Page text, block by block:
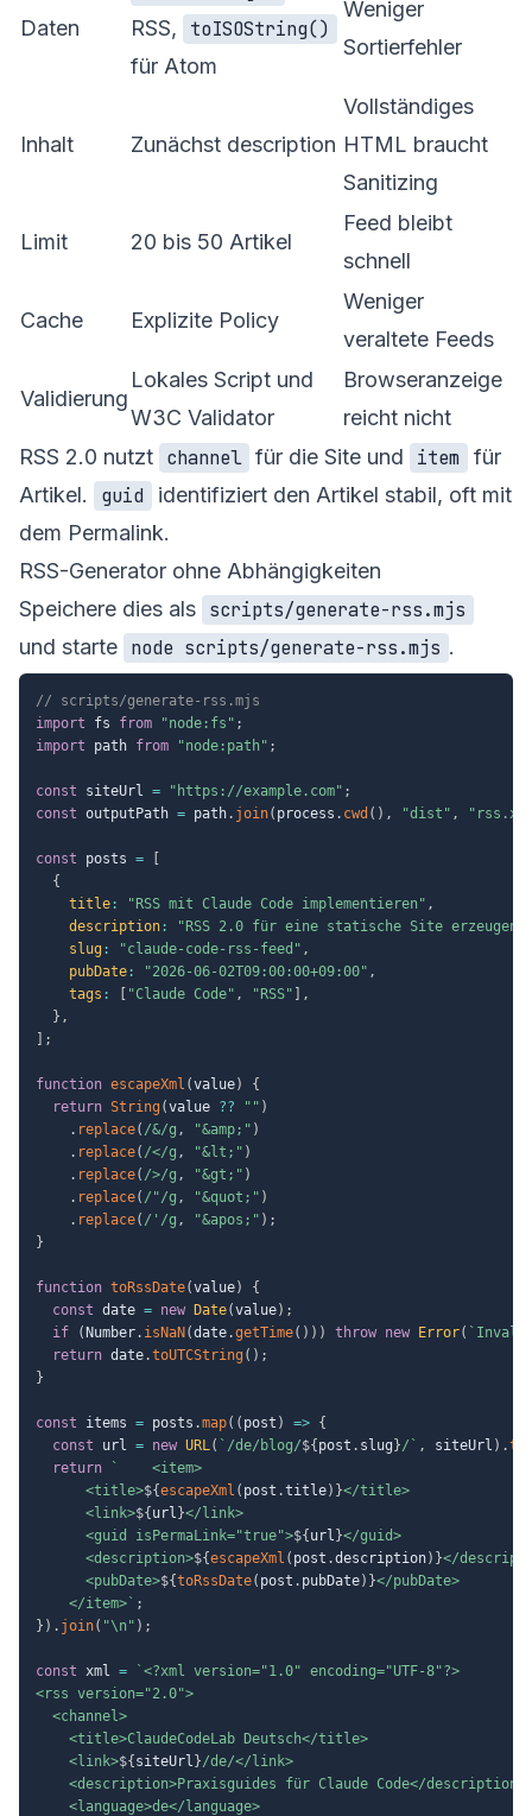
Daten
RSS,
toISOString()
für Atom
Weniger
Sortierfehler
Inhalt Zunächst description
Vollständiges
HTML braucht
Sanitizing
Limit 20 bis 50 Artikel
Feed bleibt
schnell
Cache Explizite Policy
Weniger
veraltete Feeds
Validierung
Lokales Script und
W3C Validator
Browseranzeige
reicht nicht
RSS 2.0 nutzt channel für die Site und item
für
Artikel.
guid
identifiziert den Artikel stabil, oft mit
dem Permalink.
RSS-Generator ohne Abhängigkeiten
Speichere dies als scripts/generate-rss.mjs
und starte node scripts/generate-rss.mjs .
// scripts/generate-rss.mjs
import fs from "node:fs" ;
import path from "node:path" ;
const siteUrl = "https://example.com" ;
const outputPath = path. join( process . cwd ( ) , "dist" ,
const posts =
{
title : "RSS mit Claude Code implementieren" ,
description :
"RSS 2.0 für eine statische Site erzeugen
slug : "claude-code-rss-feed" ,
pubDate : "2026-06-02T09:00:00+09:00" ,
tags : "Claude Code" , "RSS"
,
} ,
;
function escapeXml (value)
{
return String (value ?? "" )
. replace( /&/g , "&amp;" )
. replace( /</g , "&lt;" )
. replace( />/g , "&gt;" )
. replace( / "/g , "&quot;" )
. replace( / ' /g , "&apos;" ) ;
}
function toRssDate(value)
{
const date = new Date(value) ;
if
( Number. isNaN (date.getTime( ) ) ) throw new Error( `
return date.toUTCString ( ) ;
}
const items = posts .map( ( post ) => {
const url = new URL( ` /de/blog/${ post . slug }/ ` , siteUrl ) .
return
`
    <item>
      <title>
${escapeXml ( post .title) }</title>
      <link>
${ url }</link>
      <guid isPermaLink="true">
${ url }</guid>
      <description>
${escapeXml ( post .description) }</
      <pubDate>
${toRssDate( post . pubDate) }</pubDate>
    </item>
` ;
} ) . join( "\n" ) ;
const xml = ` <?xml version="1.0" encoding="UTF-8"?>
<rss version="2.0">
  <channel>
    <title>ClaudeCodeLab Deutsch</title>
    <link>
${ siteUrl }/de/</link>
    <description>Praxisguides für Claude Code</description>
    <language>de</language>